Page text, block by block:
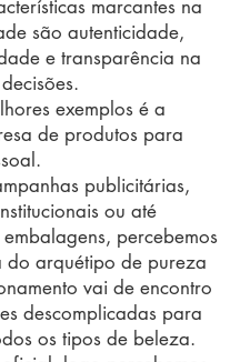
marcantes na
são autenticidade,
e transparência na
exemplos é a
de produtos para
publicitárias,
ou até
embalagens, percebemos
do arquétipo de pureza
vai de encontro
descomplicadas para
os tipos de beleza.